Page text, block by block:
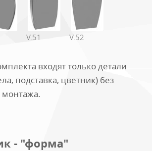
V.51 V.52
входят только детали
подставка, цветник) без
- "форма"